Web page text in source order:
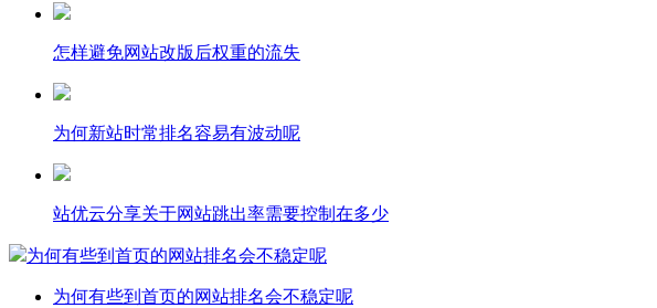
怎样避免网站改版后权重的流失
为何新站时常排名容易有波动呢
站优云分享关于网站跳出率需要控制在多少
为何有些到首页的网站排名会不稳定呢
为何有些到首页的网站排名会不稳定呢